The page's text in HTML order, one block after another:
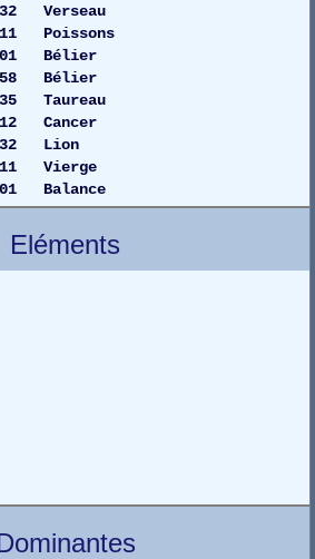
Verseau
Poissons
Bélier
29.58 Bélier
Taureau
Cancer
08.32 Lion
Vierge
Balance
Eléments